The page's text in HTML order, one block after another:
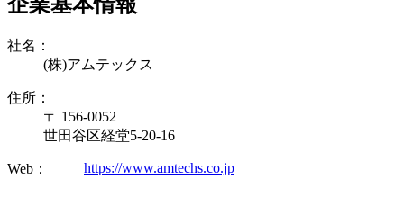
社名：
(株)アムテックス
住所：
〒 156-0052
世田谷区経堂5-20-16
Web： https://www.amtechs.co.jp